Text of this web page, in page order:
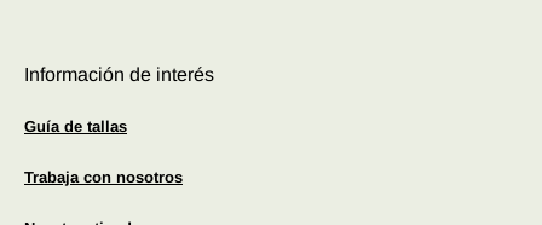
Información de interés
Guía de tallas
Trabaja con nosotros